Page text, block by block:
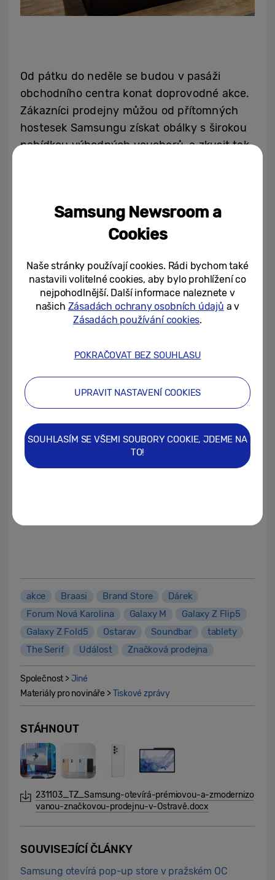
Od pátku do neděle se budou v pasáži
obchodního centra konat doprovodné akce.
Zákazníci prodejny můžou od přítomných
hostesek Samsungu získat obálky s širokou
nabídkou výhodných voucherů, a zkusit tak
sluchátka Galaxy Buds2 k nákupu nad 8 990
Výhodné nabídky čekají v Ostravě
Samsung připravil výhodné nabídky mnoha
svých produktů. Zákazníci můžou koupit za
techniky, jako jsou vestavěné indukční
varné desky, vestavěné trouby a mikrovlnné
trouby. Sleva 50 % se týká i vybraných
soundbary budou při slavnostním otevření
k mání se slevou 20 %. Další nabídku ocení i
zákazníci, kteří touží po novém mobilu či
akce Braasi Brand Store
Dárek
Forum Nová Karolina
Galaxy M
Galaxy Z Flip5
Galaxy Z Fold5
Ostarav Soundbar
tablety
The Serif
Událost Značková prodejna
Společnost >Jiné
Materiály pro novináře >Tiskové zprávy
STÁHNOUT
231103_TZ_Samsung-otevírá-prémiovou-a-zmodernizo
vanou-značkovou-prodejnu-v-Ostravě.docx
SOUVISEJÍCÍ ČLÁNKY
Samsung otevírá pop-up store v pražském OC
Samsung Newsroom a
Cookies
Naše stránky používají cookies. Rádi bychom také
nastavili volitelné cookies, aby bylo prohlížení co
nejpohodlnější. Další informace naleznete v
našich Zásadách ochrany osobních údajů a v
Zásadách používání cookies.
POKRAČOVAT BEZ SOUHLASU
UPRAVIT NASTAVENÍ COOKIES
SOUHLASÍM SE VŠEMI SOUBORY COOKIE, JDEME NA
TO!